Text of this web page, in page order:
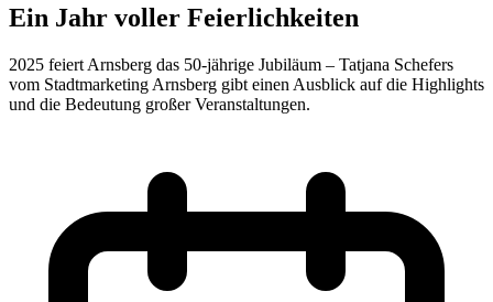
Ein Jahr voller Feierlichkeiten
2025 feiert Arnsberg das 50-jährige Jubiläum – Tatjana Schefers
vom Stadtmarketing Arnsberg gibt einen Ausblick auf die Highlights
und die Bedeutung großer Veranstaltungen.